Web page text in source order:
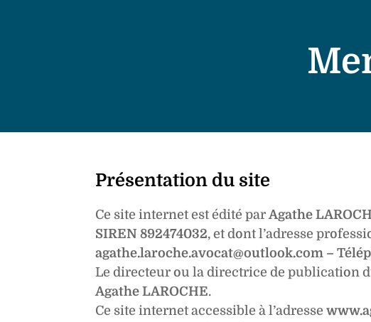
Présentation du site
Ce site internet est édité parAgathe
SIREN 892474032, et dont l’adresse
agathe.laroche.avocat@outlook.com –
Le directeur ou la directrice de publication
Agathe LAROCHE.
Ce site internet accessible à l’adresse